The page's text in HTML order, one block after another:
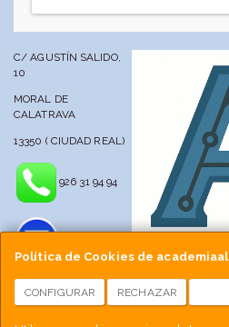
Política de Cookies de
CONFIGURAR RECHAZAR
C/ AGUSTÍN SALIDO,
10
MORAL DE
CALATRAVA
13350 ( CIUDAD REAL)
926 31 94 94